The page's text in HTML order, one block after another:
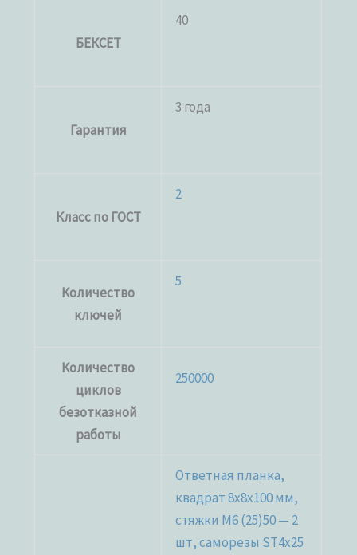
БЕКСЕТ
40
Гарантия
3 года
Класс по ГОСТ
2
Количество
ключей
5
Количество
циклов
безотказной
работы
250000
Ответная планка,
квадрат 8x8x100 мм,
стяжки М6 (25)50 — 2
шт, саморезы ST4x25